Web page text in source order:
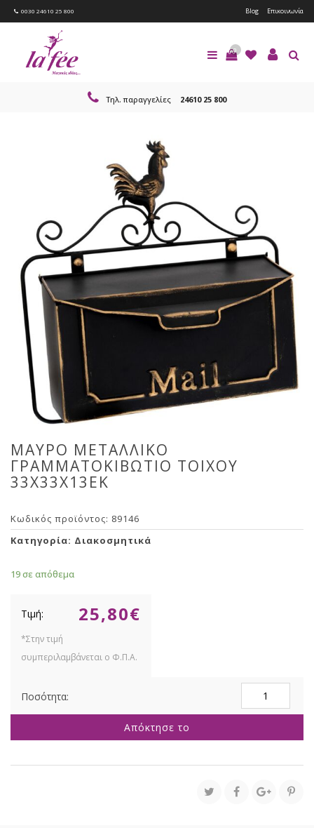
0030 24610 25 800 Blog Επικοινωνία
0
Τηλ. παραγγελίες 24610 25 800
ΜΑΥΡΟ ΜΕΤΑΛΛΙΚΟ
ΓΡΑΜΜΑΤΟΚΙΒΩΤΙΟ ΤΟΙΧΟΥ
33Χ33Χ13ΕΚ
Κωδικός προϊόντος: 89146
Κατηγορία: Διακοσμητικά
19 σε απόθεμα
25,80€
ΜΕΤΑΛΛΙΚΟ
33Χ33Χ13ΕΚ
Απόκτησε το